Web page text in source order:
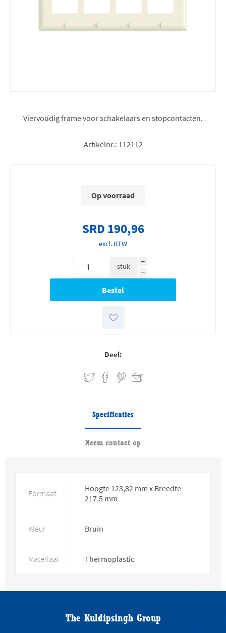
Viervoudig frame voor schakelaars en stopcontacten.
Artikelnr.: 112112
Op voorraad
SRD 190,96
excl. BTW
i
h
stuk
Deel:
Specificaties
Neem contact op
Formaat
Hoogte 123,82 mm x Breedte
217,5 mm
Kleur Bruin
Materiaal Thermoplastic
The Kuldipsingh Group